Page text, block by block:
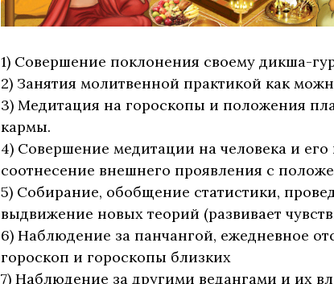
1) Совершение поклонения своему дикша-
2) Занятия молитвенной практикой как
3) Медитация на гороскопы и положения
кармы.
4) Совершение медитации на человека и
соотнесение внешнего проявления с
5) Собирание, обобщение статистики,
выдвижение новых теорий (развивает
6) Наблюдение за панчангой, ежедневное
гороскоп и гороскопы близких
7) Наблюдение за другими ведангами и их